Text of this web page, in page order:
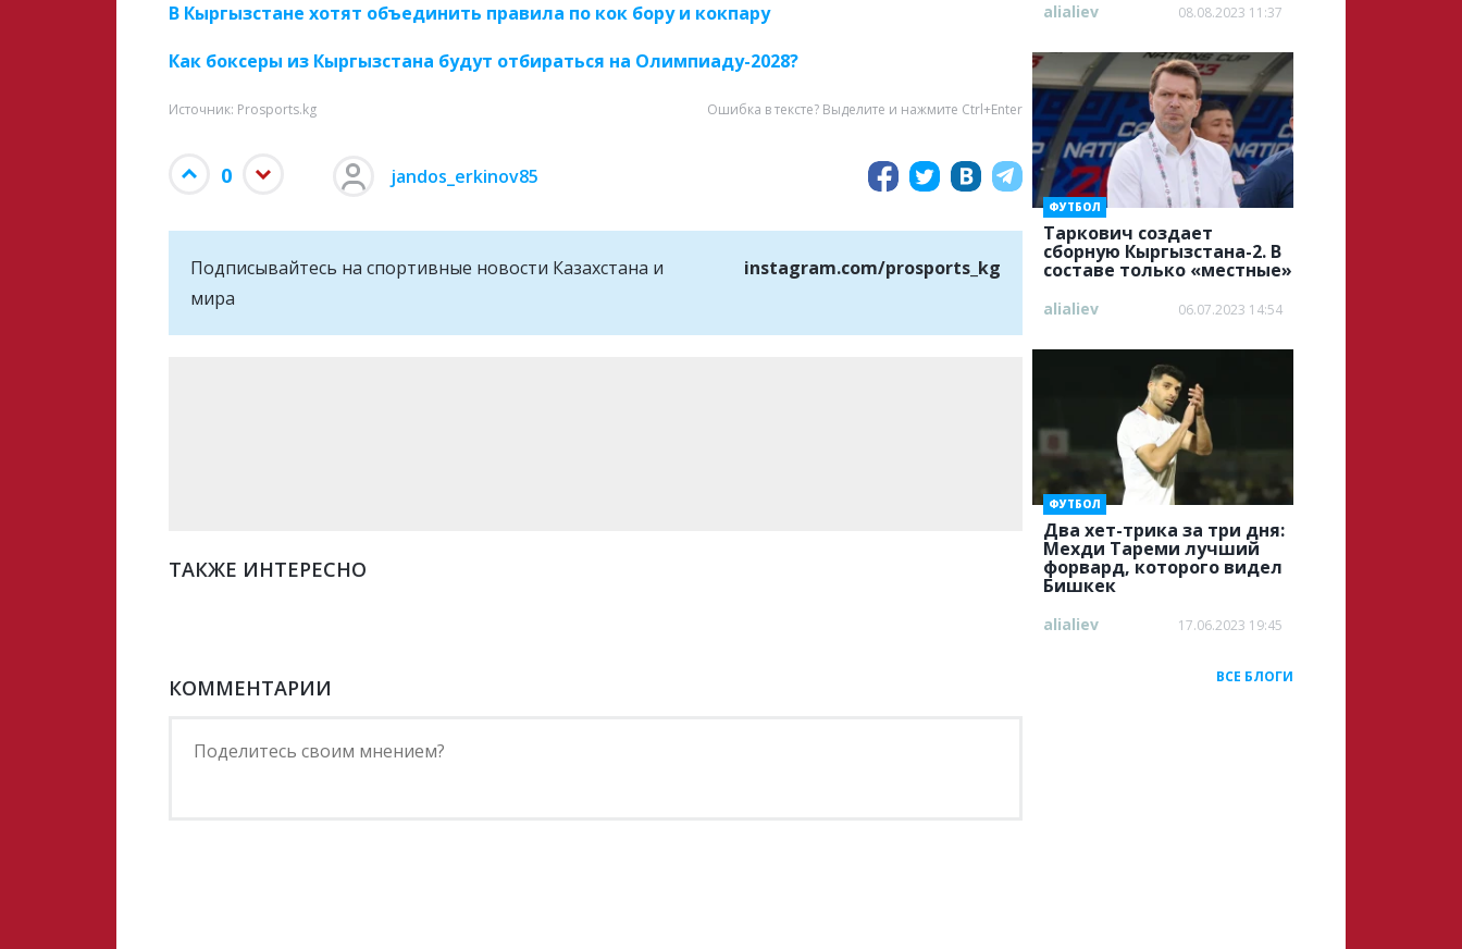
В Кыргызстане хотят объединить правила по кок бору и кокпару
Как боксеры из Кыргызстана будут отбираться на Олимпиаду-2028?
Источник: Prosports.kg Ошибка в тексте? Выделите и нажмите Ctrl+Enter
0 jandos_erkinov85
Подписывайтесь на cпортивные новости Казахстана и
мира
instagram.com/prosports_kg
ТАКЖЕ ИНТЕРЕСНО
КОММЕНТАРИИ
alialiev 08.08.2023 11:37
Таркович создает
сборную Кыргызстана-2. В
составе только «местные»
ФУТБОЛ
alialiev 06.07.2023 14:54
Два хет-трика за три дня:
Мехди Тареми лучший
форвард, которого видел
Бишкек
ФУТБОЛ
alialiev 17.06.2023 19:45
ВСЕ БЛОГИ